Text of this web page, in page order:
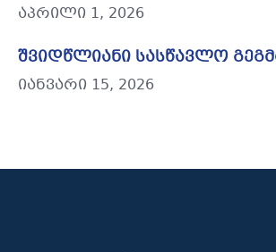
აპრილი 1, 2026
შვიდწლიანი სასწავლო
იანვარი 15, 2026